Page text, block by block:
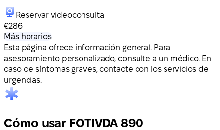
Reservar videoconsulta
€286
Más horarios
Esta página ofrece información general. Para
asesoramiento personalizado, consulte a un médico. En
caso de síntomas graves, contacte con los servicios de
urgencias.
Cómo usar FOTIVDA 890